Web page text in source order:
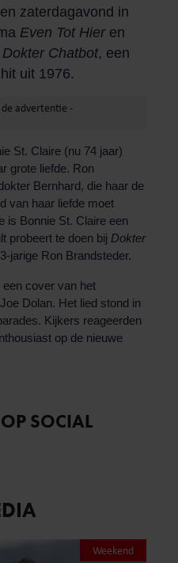
zaterdagavond in
Even Tot Hieren
Dokter Chatbot, een
uit 1976.
St. Claire (nu 74 jaar)
grote liefde. Ron
Bernhard, die haar de
van haar liefde moet
is Bonnie St. Claire een
probeert te doen bij Dokter
jarige Ron Brandsteder.
cover van het
Dolan. Het lied stond in
Kijkers reageerden
op de nieuwe
SOCIAL
Weekend